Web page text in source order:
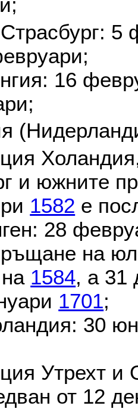
16
и южните
1582 е
28
на
1584, а 31
1701;
30
Утрехт
от 12